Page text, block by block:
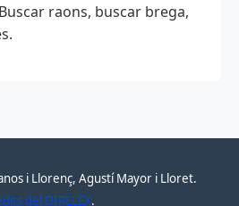
Buscar raons, buscar brega,
i Llorenç, Agustí Mayor i Lloret.
del DIRELEX.